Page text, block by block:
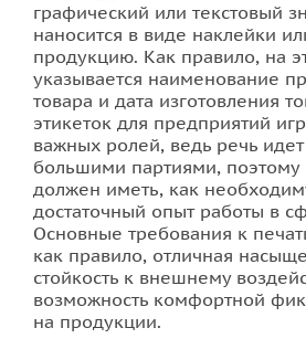
графический или текстовый
наносится в виде наклейки
продукцию. Как правило, на
указывается наименование
товара и дата изготовления
этикеток для предприятий
важных ролей, ведь речь
большими партиями, поэтому
должен иметь, как
достаточный опыт работы в
Основные требования к
как правило, отличная
стойкость к внешнему
возможность комфортной
на продукции.